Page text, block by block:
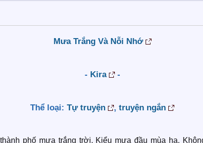
Mưa Trắng Và Nỗi Nhớ
- Kira -
Thể loại:Tự truyện ,truyện ngắn
phố mưa trắng trời. Kiểu mưa đầu mùa hạ.